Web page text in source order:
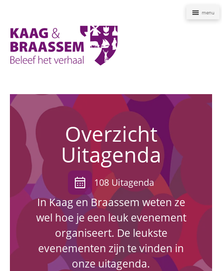
Overzicht
Uitagenda
calendar_month 108 Uitagenda
In Kaag en Braassem weten ze
wel hoe je een leuk evenement
organiseert. De leukste
evenementen zijn te vinden in
onze uitagenda.